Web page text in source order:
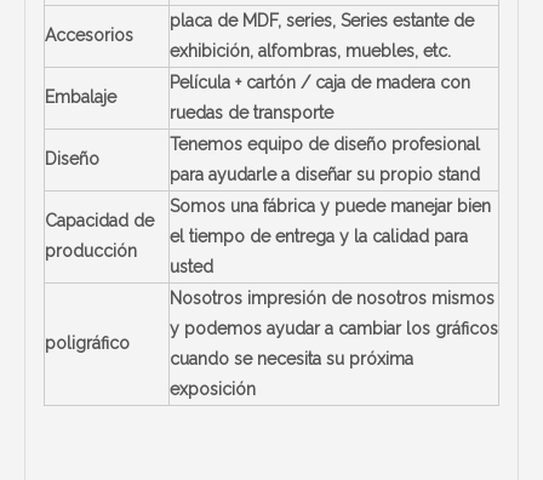
Accesorios
placa de MDF, series, Series estante de
exhibición, alfombras, muebles, etc.
Embalaje
Película + cartón / caja de madera con
ruedas de transporte
Diseño
Tenemos equipo de diseño profesional
para ayudarle a diseñar su propio stand
Capacidad de
producción
Somos una fábrica y puede manejar bien
el tiempo de entrega y la calidad para
usted
poligráfico
Nosotros impresión de nosotros mismos
y podemos ayudar a cambiar los gráficos
cuando se necesita su próxima
exposición